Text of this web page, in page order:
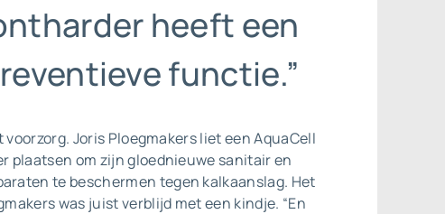
heeft een
functie.”
voorzorg. Joris Ploegmakers liet een AquaCell
plaatsen om zijn gloednieuwe sanitair en
te beschermen tegen kalkaanslag. Het
was juist verblijd met een kindje. “En